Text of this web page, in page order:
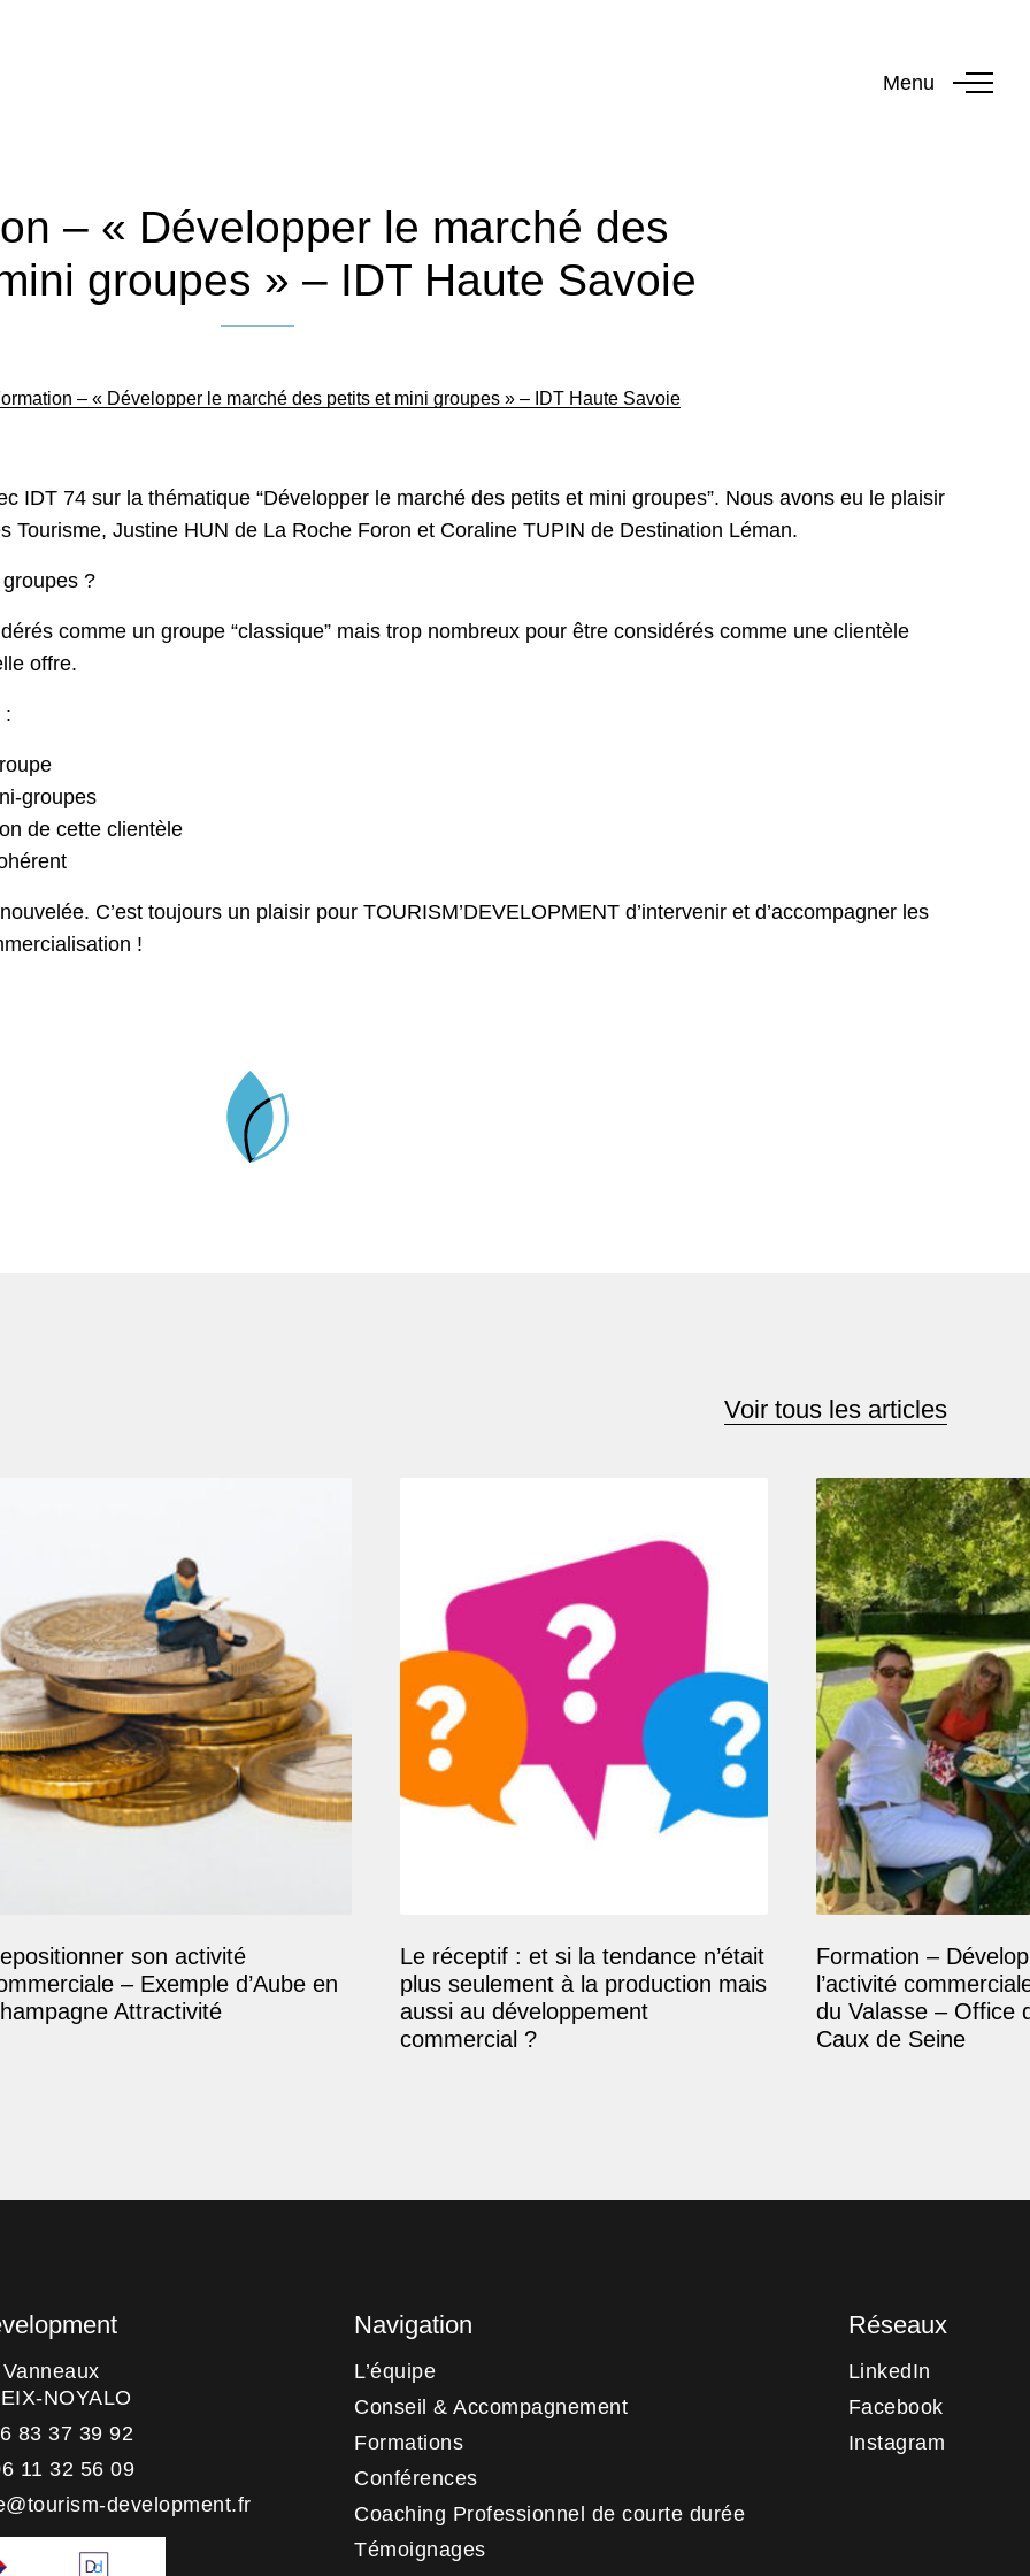
Menu
– « Développer le marché des
groupes » – IDT Haute Savoie
– « Développer le marché des petits et mini groupes » – IDT Haute Savoie
IDT 74 sur la thématique “Développer le marché des petits et mini groupes”. Nous avons eu le plaisir
Tourisme, Justine HUN de La Roche Foron et Coraline TUPIN de Destination Léman.
?
comme un groupe “classique” mais trop nombreux pour être considérés comme une clientèle
offre.
:
groupes
de cette clientèle
C’est toujours un plaisir pour TOURISM’DEVELOPMENT d’intervenir et d’accompagner les
!
Voir tous les articles
son activité
– Exemple d’Aube en
Attractivité
Le réceptif : et si la tendance n’était
plus seulement à la production mais
aussi au développement
commercial ?
Formation –
l’activité
du Valasse – Office
Caux de Seine
NOYALO
83 37 39 92
11 32 56 09
development.fr
Navigation
L’équipe
Conseil & Accompagnement
Formations
Conférences
Coaching Professionnel de courte durée
Témoignages
Réseaux
LinkedIn
Facebook
Instagram